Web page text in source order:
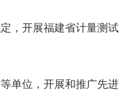
，开展福建省计量测试
单位，开展和推广先进